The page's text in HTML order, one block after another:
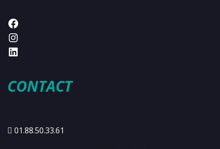
CONTACT
01.88.50.33.61